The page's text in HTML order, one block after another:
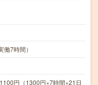
7時間）
円（1300円×7時間×21日